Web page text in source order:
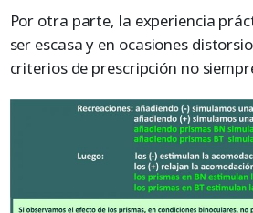
Por otra parte, la experiencia
ser escasa y en ocasiones
criterios de prescripción no